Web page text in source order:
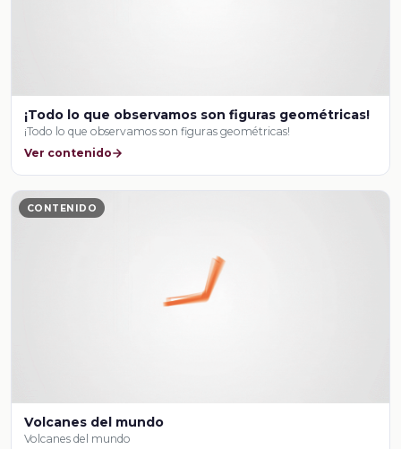
¡Todo lo que observamos son figuras geométricas!
¡Todo lo que observamos son figuras geométricas!
Ver contenido
CONTENIDO
Volcanes del mundo
Volcanes del mundo